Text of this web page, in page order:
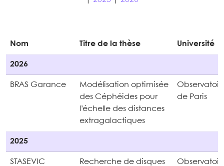
Nom Titre de la thèse Université
2026
BRAS Garance
Modélisation optimisée
des Céphéides pour
l’échelle des distances
extragalactiques
de Paris
2025
STASEVIC
Recherche de disques